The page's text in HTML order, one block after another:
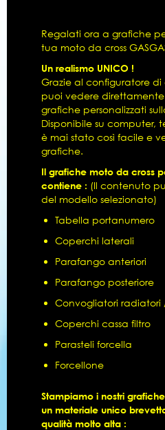
Regalati ora a grafiche
tua moto da cross
Un realismo UNICO !
Grazie al configuratore di
puoi vedere
grafiche personalizzati
Disponibile su computer,
è mai stato così facile e
grafiche.
Il grafiche moto da cross
contiene : (Il contenuto
del modello selezionato)
Tabella portanumero
Coperchi laterali
Parafango anteriori
Parafango posteriore
Convogliatori radiatori
Coperchi cassa filtro
Parasteli forcella
Forcellone
Stampiamo i nostri
un materiale unico
qualità molto alta :